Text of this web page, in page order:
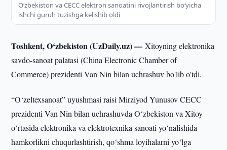
O‘zbekiston va CECC elektron sanoatini rivojlantirish bo‘yicha
ishchi guruh tuzishga kelishib oldi
Toshkent, O‘zbekiston (UzDaily.uz) —Xitoyning elektronika
savdo-sanoat palatasi (China Electronic Chamber of
Commerce) prezidenti Van Nin bilan uchrashuv bo'lib o'tdi.
“O‘zeltexsanoat” uyushmasi raisi Mirziyod Yunusov CECC
prezidenti Van Nin bilan uchrashuvda O‘zbekiston va Xitoy
o‘rtasida elektronika va elektrotexnika sanoati yo‘nalishida
hamkorlikni chuqurlashtirish, qo‘shma loyihalarni yo‘lga